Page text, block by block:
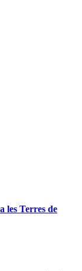
les Terres de